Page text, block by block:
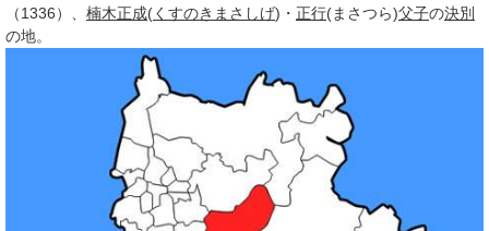
（1336）、 楠木正成(くすのきまさしげ)・ 正行(まさつら)父子の決別
の地。